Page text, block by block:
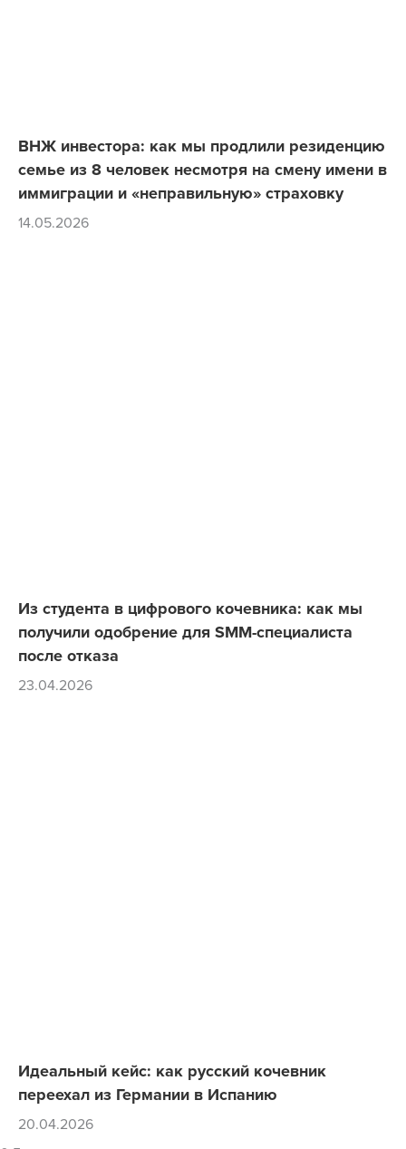
ВНЖ инвестора: как мы продлили резиденцию
семье из 8 человек несмотря на смену имени в
иммиграции и «неправильную» страховку
14.05.2026
Из студента в цифрового кочевника: как мы
получили одобрение для SMM-специалиста
после отказа
23.04.2026
Идеальный кейс: как русский кочевник
переехал из Германии в Испанию
20.04.2026